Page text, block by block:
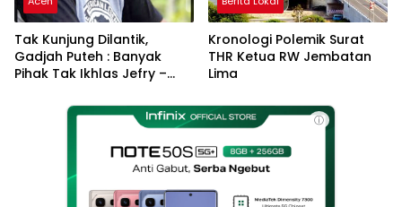
Tak Kunjung Dilantik,
Gadjah Puteh : Banyak
Pihak Tak Ikhlas Jefry –
Kronologi Polemik Surat
THR Ketua RW Jembatan
Lima
ⓘ